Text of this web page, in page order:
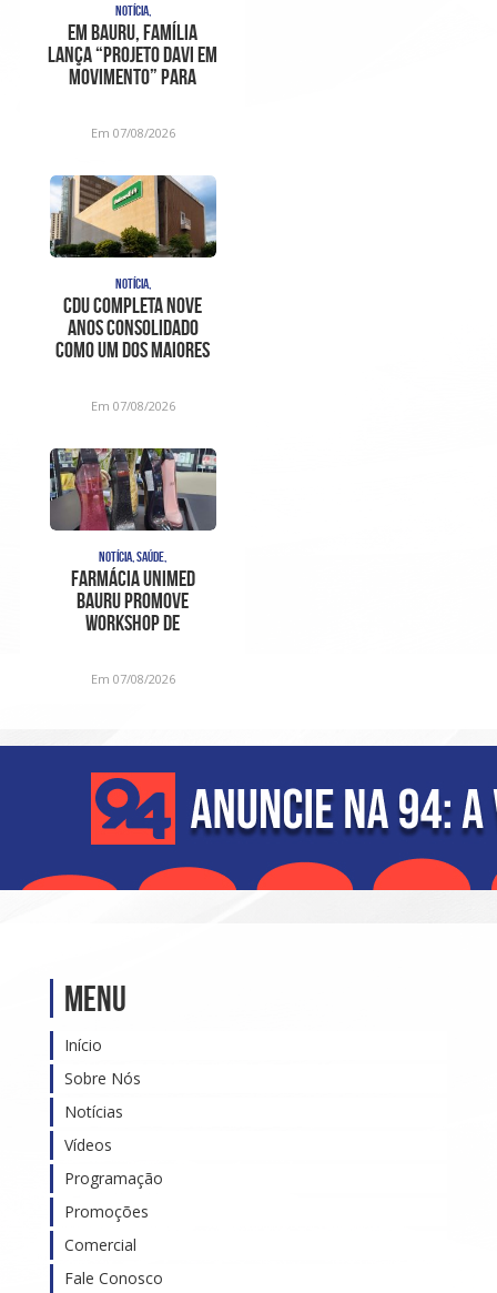
NOTÍCIA,
Em Bauru, família
lança “Projeto Davi em
Movimento” para
Em 07/08/2026
NOTÍCIA,
CDU completa nove
anos consolidado
como um dos maiores
Em 07/08/2026
NOTÍCIA, SAÚDE,
Farmácia Unimed
Bauru promove
Workshop de
Em 07/08/2026
Menu
Início
Sobre Nós
Notícias
Vídeos
Programação
Promoções
Comercial
Fale Conosco